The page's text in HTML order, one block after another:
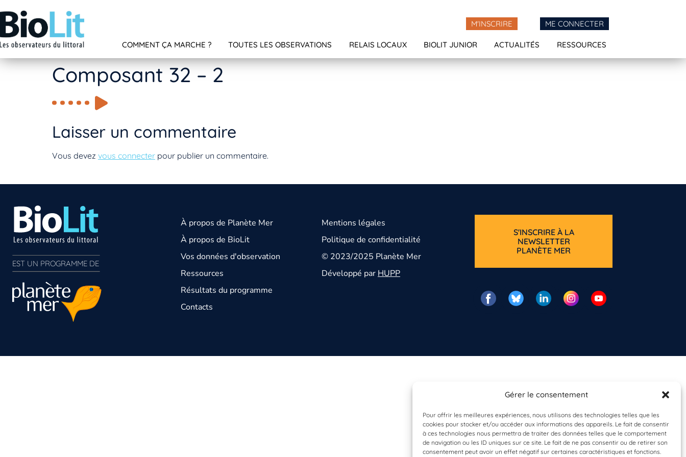
Gérer le consentement
Pour offrir les meilleures expériences, nous utilisons des technologies telles que les
cookies pour stocker et/ou accéder aux informations des appareils. Le fait de consentir
à ces technologies nous permettra de traiter des données telles que le comportement
de navigation ou les ID uniques sur ce site. Le fait de ne pas consentir ou de retirer son
consentement peut avoir un effet négatif sur certaines caractéristiques et fonctions.
M'INSCRIRE ME CONNECTER
COMMENT ÇA MARCHE ? TOUTES LES OBSERVATIONS RELAIS LOCAUX BIOLIT JUNIOR ACTUALITÉS RESSOURCES
Composant 32 – 2
Laisser un commentaire
Vous devez vous connecter pour publier un commentaire.
EST UN PROGRAMME DE
À propos de Planète Mer
À propos de BioLit
Vos données d'observation
Ressources
Résultats du programme
Contacts
Mentions légales
Politique de confidentialité
© 2023/2025 Planète Mer
Développé par HUPP
S'INSCRIRE À LA
NEWSLETTER
PLANÈTE MER